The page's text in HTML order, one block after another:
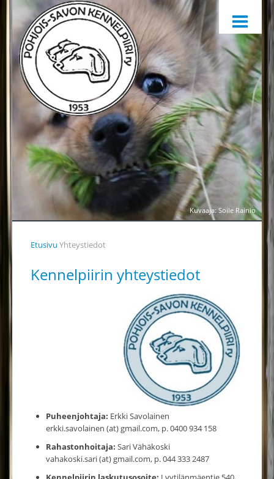
Kuvaaja: Soile Rainio
ETUSIVU
HARRASTAMINEN
KENNELPIIRI
SÄÄNNÖT, OHJEET JA LOMAKKEET
KENNELPIIRIN JAOSTOT
YHTEYSTIEDOT
YHTEINEN VUOSIKELLO
PALKINTOTUOMARIT
TIEDOTTAMINEN
Etusivu Yhteystiedot
Kennelpiirin yhteystiedot
Puheenjohtaja: Erkki Savolainen
erkki.savolainen (at) gmail.com, p. 0400 934 158
Rahastonhoitaja: Sari Vähäkoski
vahakoski.sari (at) gmail.com, p. 044 333 2487